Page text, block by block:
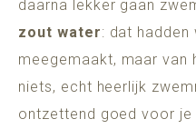
daarna lekker gaan
zout water: dat
meegemaakt, maar van
niets, echt heerlijk
ontzettend goed voor je